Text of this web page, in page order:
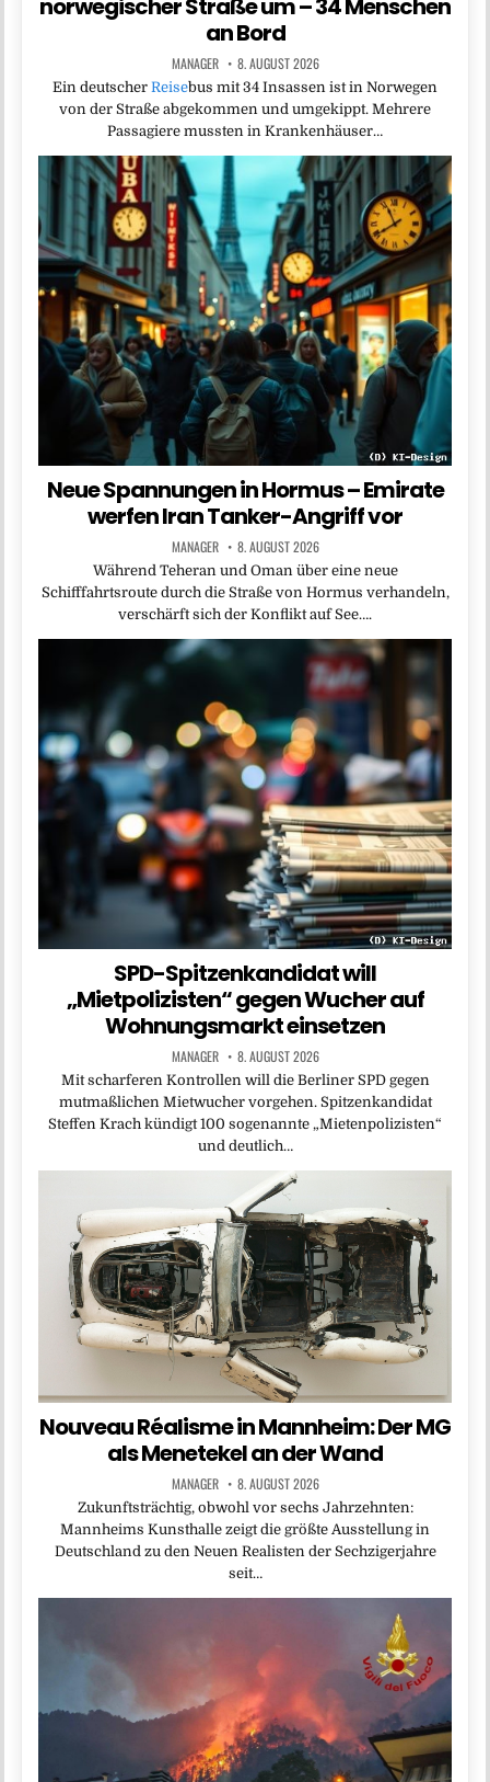
norwegischer Straße um – 34 Menschen
an Bord
MANAGER 8. AUGUST 2026
Ein deutscher Reisebus mit 34 Insassen ist in Norwegen
von der Straße abgekommen und umgekippt. Mehrere
Passagiere mussten in Krankenhäuser…
Neue Spannungen in Hormus – Emirate
werfen Iran Tanker-Angriff vor
MANAGER 8. AUGUST 2026
Während Teheran und Oman über eine neue
Schifffahrtsroute durch die Straße von Hormus verhandeln,
verschärft sich der Konflikt auf See….
SPD-Spitzenkandidat will
„Mietpolizisten“ gegen Wucher auf
Wohnungsmarkt einsetzen
MANAGER 8. AUGUST 2026
Mit scharferen Kontrollen will die Berliner SPD gegen
mutmaßlichen Mietwucher vorgehen. Spitzenkandidat
Steffen Krach kündigt 100 sogenannte „Mietenpolizisten“
und deutlich…
Nouveau Réalisme in Mannheim: Der MG
als Menetekel an der Wand
MANAGER 8. AUGUST 2026
Zukunftsträchtig, obwohl vor sechs Jahrzehnten:
Mannheims Kunsthalle zeigt die größte Ausstellung in
Deutschland zu den Neuen Realisten der Sechzigerjahre
seit…